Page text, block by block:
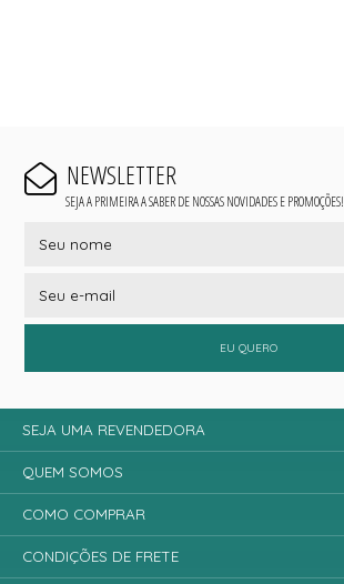
NEWSLETTER
SEJA A PRIMEIRA A SABER DE NOSSAS NOVIDADES E PROMOÇÕES!
EU QUERO
SEJA UMA REVENDEDORA
QUEM SOMOS
COMO COMPRAR
CONDIÇÕES DE FRETE